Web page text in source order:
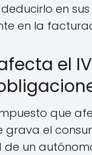
en
en la
el
que
grava el
un